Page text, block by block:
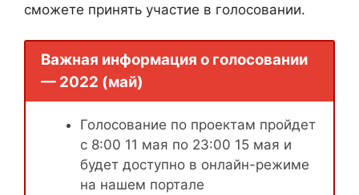
сможете принять участие в голосовании.
Важная информация о голосовании
— 2022 (май)
Голосование по проектам пройдет
с 8:00 11 мая по 23:00 15 мая и
будет доступно в онлайн-режиме
на нашем портале